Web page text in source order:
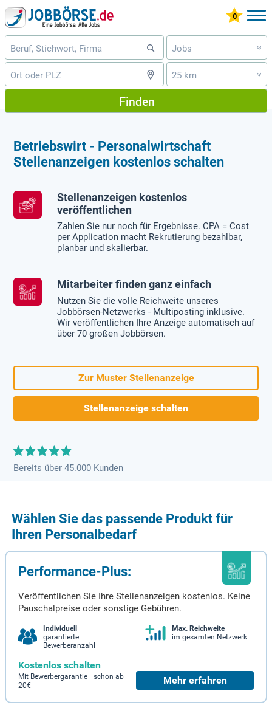
Jobs »
25 km »
Finden
Betriebswirt - Personalwirtschaft
Stellenanzeigen kostenlos schalten
Stellenanzeigen kostenlos
veröffentlichen
Zahlen Sie nur noch für Ergebnisse. CPA = Cost
per Application macht Rekrutierung bezahlbar,
planbar und skalierbar.
Mitarbeiter finden ganz einfach
Nutzen Sie die volle Reichweite unseres
Jobbörsen-Netzwerks - Multiposting inklusive.
Wir veröffentlichen Ihre Anzeige automatisch auf
über 70 großen Jobbörsen.
Zur Muster Stellenanzeige
Stellenanzeige schalten
Bereits über 45.000 Kunden
Wählen Sie das passende Produkt für
Ihren Personalbedarf
Performance-Plus:
Veröffentlichen Sie Ihre Stellenanzeigen kostenlos. Keine
Pauschalpreise oder sonstige Gebühren.
Individuell
garantierte
Bewerberanzahl
Max. Reichweite
im gesamten Netzwerk
Kostenlos schalten
Mit Bewerbergarantie schon ab
20€
Mehr erfahren